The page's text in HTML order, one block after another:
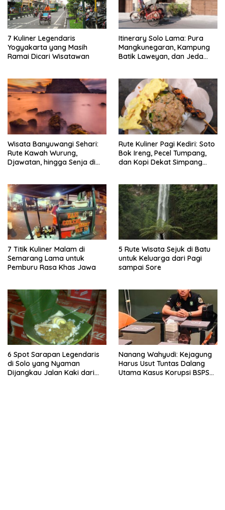
7 Kuliner Legendaris
Yogyakarta yang Masih
Ramai Dicari Wisatawan
Itinerary Solo Lama: Pura
Mangkunegaran, Kampung
Batik Laweyan, dan Jeda
Wisata Banyuwangi Sehari:
Rute Kawah Wurung,
Djawatan, hingga Senja di
Rute Kuliner Pagi Kediri: Soto
Bok Ireng, Pecel Tumpang,
dan Kopi Dekat Simpang
7 Titik Kuliner Malam di
Semarang Lama untuk
Pemburu Rasa Khas Jawa
5 Rute Wisata Sejuk di Batu
untuk Keluarga dari Pagi
sampai Sore
6 Spot Sarapan Legendaris
di Solo yang Nyaman
Dijangkau Jalan Kaki dari
Nanang Wahyudi: Kejagung
Harus Usut Tuntas Dalang
Utama Kasus Korupsi BSPS